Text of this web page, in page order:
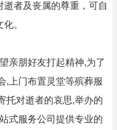
者及丧属的尊重，可自
。
亲朋好友打起精神,为了
,上门布置灵堂等殡葬服
托对逝者的哀思,举办的
式服务公司提供专业的